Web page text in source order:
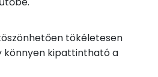
292 kcal
tökéletesen
könnyen kipattintható a